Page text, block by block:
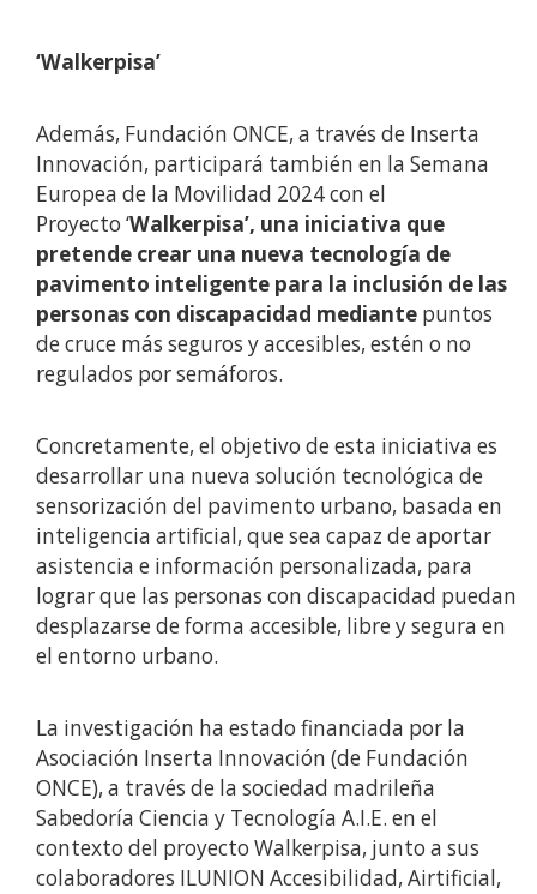
‘Walkerpisa’
Además, Fundación ONCE, a través de Inserta
Innovación, participará también en la Semana
Europea de la Movilidad 2024 con el
Proyecto ‘Walkerpisa’, una iniciativa que
pretende crear una nueva tecnología de
pavimento inteligente para la inclusión de las
personas con discapacidad mediante puntos
de cruce más seguros y accesibles, estén o no
regulados por semáforos.
Concretamente, el objetivo de esta iniciativa es
desarrollar una nueva solución tecnológica de
sensorización del pavimento urbano, basada en
inteligencia artificial, que sea capaz de aportar
asistencia e información personalizada, para
lograr que las personas con discapacidad puedan
desplazarse de forma accesible, libre y segura en
el entorno urbano.
La investigación ha estado financiada por la
Asociación Inserta Innovación (de Fundación
ONCE), a través de la sociedad madrileña
Sabedoría Ciencia y Tecnología A.I.E. en el
contexto del proyecto Walkerpisa, junto a sus
colaboradores ILUNION Accesibilidad, Airtificial,